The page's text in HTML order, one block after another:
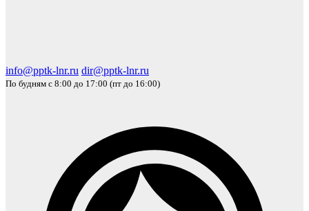
info@pptk-lnr.ru dir@pptk-lnr.ru
По будням с 8:00 до 17:00 (пт до 16:00)